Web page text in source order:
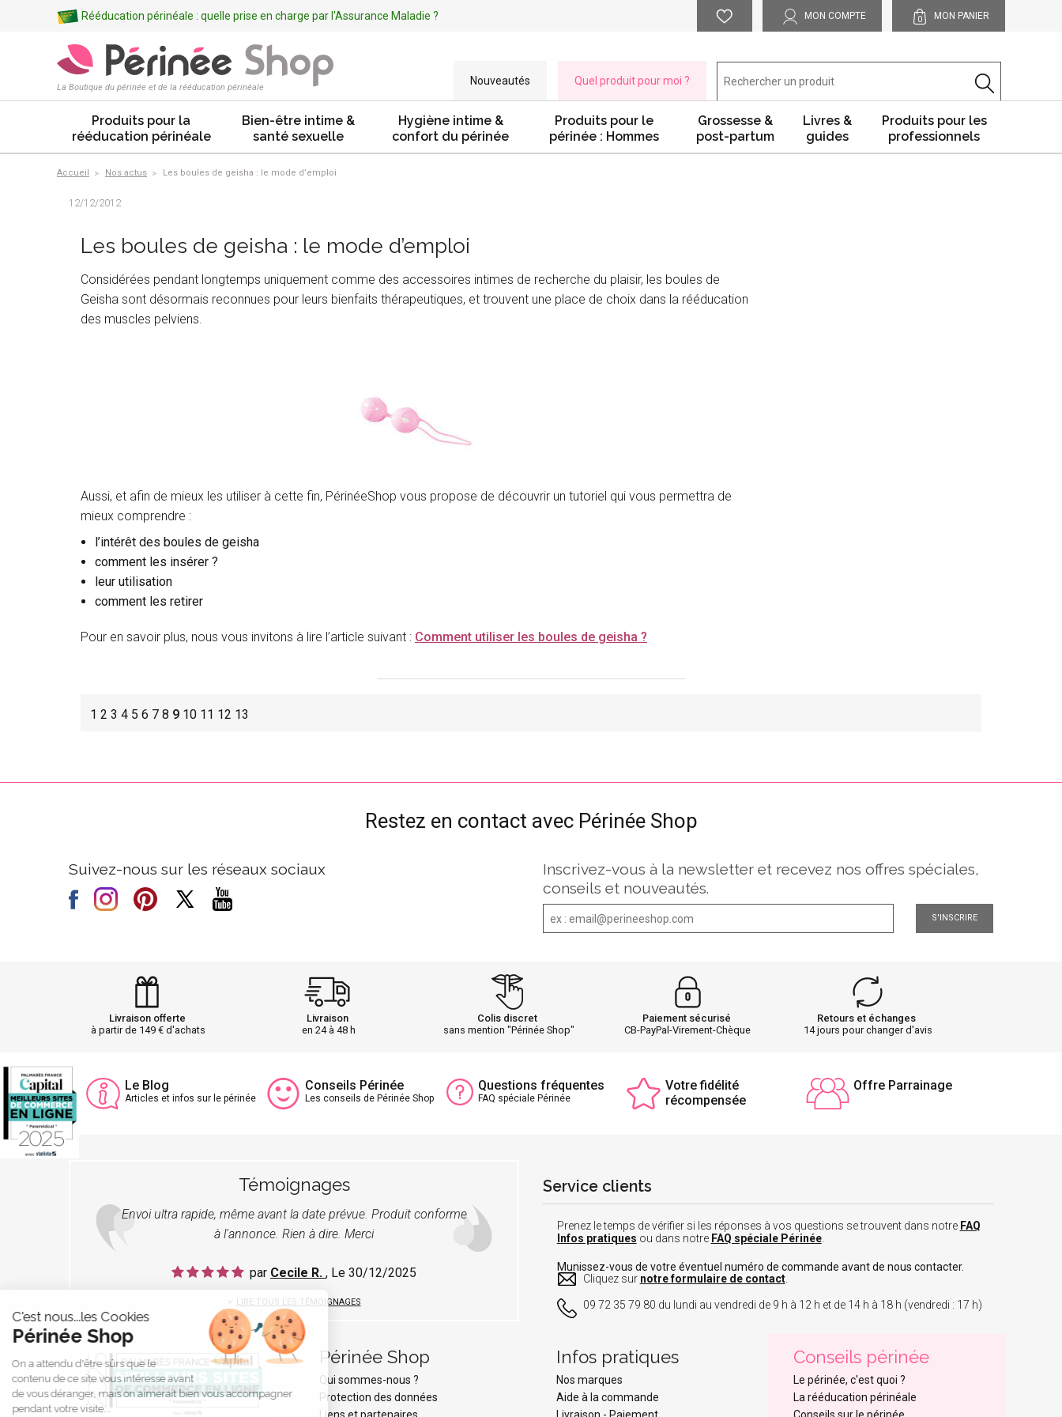
Rééducation périnéale : quelle prise en charge par l'Assurance Maladie ? MON COMPTE 0 MON PANIER
La Boutique du périnée et de la rééducation périnéale
Nouveautés Quel produit pour moi ?
Produits pour la
rééducation périnéale
Bien-être intime &
santé sexuelle
Hygiène intime &
confort du périnée
Produits pour le
périnée : Hommes
Grossesse &
post-partum
Livres &
guides
Produits pour les
professionnels
Accueil Nos actus Les boules de geisha : le mode d’emploi
12/12/2012
Les boules de geisha : le mode d’emploi
Considérées pendant longtemps uniquement comme des accessoires intimes de recherche du plaisir, les boules de
Geisha sont désormais reconnues pour leurs bienfaits thérapeutiques, et trouvent une place de choix dans la rééducation
des muscles pelviens.
Aussi, et afin de mieux les utiliser à cette fin, PérinéeShop vous propose de découvrir un tutoriel qui vous permettra de
mieux comprendre :
l’intérêt des boules de geisha
comment les insérer ?
leur utilisation
comment les retirer
Pour en savoir plus, nous vous invitons à lire l’article suivant : Comment utiliser les boules de geisha ?
1 2 3 4 5 6 7 8 9 10 11 12 13
Restez en contact avec Périnée Shop
Suivez-nous sur les réseaux sociaux
Inscrivez-vous à la newsletter et recevez nos offres spéciales,
conseils et nouveautés.
S'INSCRIRE
Livraison offerte
à partir de 149 € d'achats
Livraison
en 24 à 48 h
Colis discret
sans mention "Périnée Shop"
Paiement sécurisé
CB-PayPal-Virement-Chèque
Retours et échanges
14 jours pour changer d'avis
Le Blog
Articles et infos sur le périnée
Conseils Périnée
Les conseils de Périnée Shop
Questions fréquentes
FAQ spéciale Périnée
Votre fidélité
récompensée
Offre Parrainage
Témoignages
Envoi ultra rapide, même avant la date prévue. Produit conforme
à l'annonce. Rien à dire. Merci
par Cecile R. , Le 30/12/2025
LIRE TOUS LES TÉMOIGNAGES
Service clients
Prenez le temps de vérifier si les réponses à vos questions se trouvent dans notre FAQ
Infos pratiques ou dans notre FAQ spéciale Périnée.
Munissez-vous de votre éventuel numéro de commande avant de nous contacter.
Cliquez sur notre formulaire de contact.
09 72 35 79 80 du lundi au vendredi de 9 h à 12 h et de 14 h à 18 h (vendredi : 17 h)
Périnée Shop
Qui sommes-nous ?
Protection des données
Infos pratiques
Nos marques
Aide à la commande
Conseils périnée
Le périnée, c'est quoi ?
La rééducation périnéale
C'est nous...les Cookies
Périnée Shop
On a attendu d'être sûrs que le
contenu de ce site vous intéresse avant
de vous déranger, mais on aimerait bien vous accompagner
pendant votre visite...